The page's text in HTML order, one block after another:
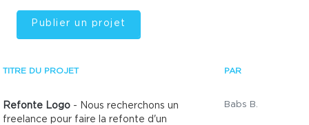
Publier un projet
TITRE DU PROJET PAR
Refonte Logo - Nous recherchons un
freelance pour faire la refonte d'un
Babs B.